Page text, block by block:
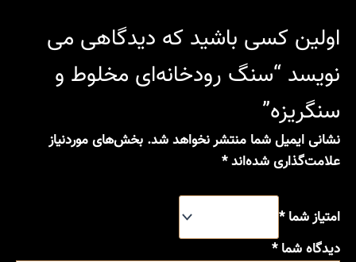
اولین کسی باشید که دیدگاهی می
نویسد “سنگ رودخانه‌ای مخلوط و
سنگریزه”
نشانی ایمیل شما منتشر نخواهد شد. بخش‌های موردنیاز
علامت‌گذاری شده‌اند*
امتیاز شما*
دیدگاه شما*